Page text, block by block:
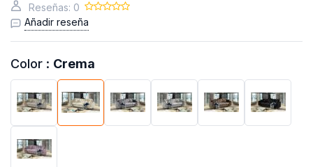
Reseñas: 0
Añadir reseña
Color : Crema